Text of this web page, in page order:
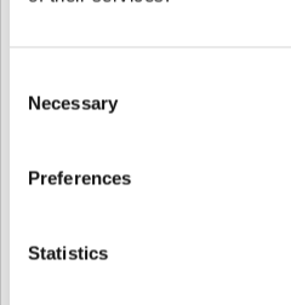
Selection
Necessary
Preferences
Statistics